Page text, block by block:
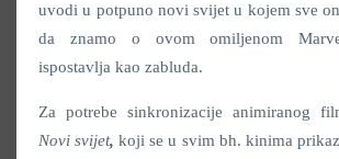
uvodi u potpuno novi svijet u kojem sve
da znamo o ovom omiljenom
ispostavlja kao zabluda.
Za potrebe sinkronizacije animiranog
Novi svijet, koji se u svim bh. kinima